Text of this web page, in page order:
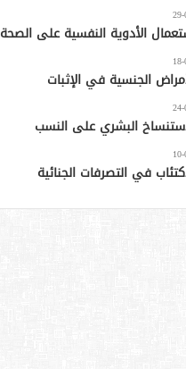
الأدوية النفسية على الصحة
الجنسية في الإثبات
البشري على النسب
في التصرفات الجنائية